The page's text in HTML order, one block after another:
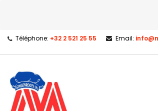
Téléphone: +32 2 521 25 55 Email: